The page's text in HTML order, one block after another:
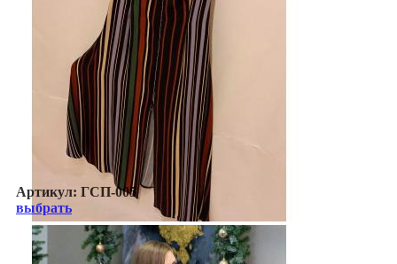
Артикул: ГСП-005
выбрать